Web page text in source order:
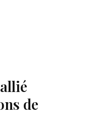
de